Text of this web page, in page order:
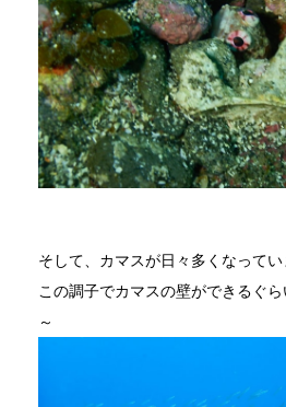
そして、カマスが日々多くなってい
この調子でカマスの壁ができるぐ
～